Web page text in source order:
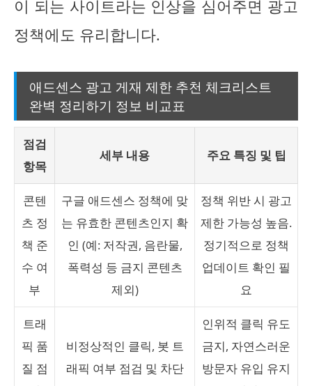
이 되는 사이트라는 인상을 심어주면 광고
정책에도 유리합니다.
애드센스 광고 게재 제한 추천 체크리스트
완벽 정리하기 정보 비교표
점검
항목
세부 내용 주요 특징 및 팁
콘텐
츠 정
책 준
수 여
부
구글 애드센스 정책에 맞
는 유효한 콘텐츠인지 확
인 (예: 저작권, 음란물,
폭력성 등 금지 콘텐츠
제외)
정책 위반 시 광고
제한 가능성 높음.
정기적으로 정책
업데이트 확인 필
요
트래
픽 품
질 점
비정상적인 클릭, 봇 트
래픽 여부 점검 및 차단
인위적 클릭 유도
금지, 자연스러운
방문자 유입 유지